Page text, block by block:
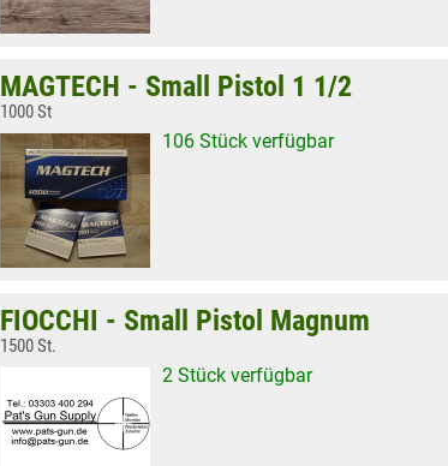
MAGTECH - Small Pistol 1 1/2
1000 St
106 Stück verfügbar
FIOCCHI - Small Pistol Magnum
1500 St.
2 Stück verfügbar